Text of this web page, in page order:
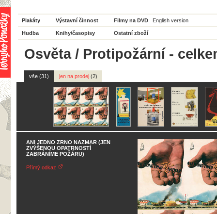
Plakáty Výstavní činnost Filmy na DVD English version
Hudba Knihy/časopisy Ostatní zboží
Osvěta / Protipožární -
vše (31) jen na prodej (2)
ANI JEDNO ZRNO NAZMAR (JEN
ZVÝŠENOU OPATRNOSTÍ
ZABRÁNÍME POŽÁRU)
Přímý odkaz